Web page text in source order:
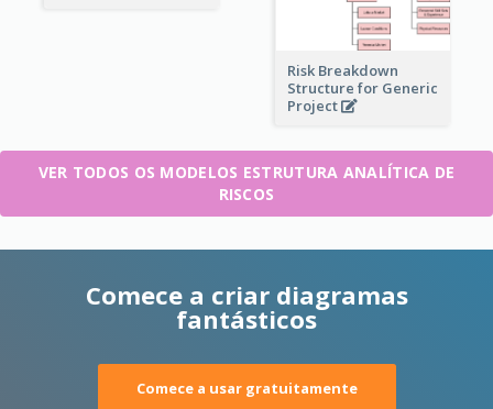
Risk Breakdown
Structure for Generic
Project
VER TODOS OS MODELOS ESTRUTURA ANALÍTICA DE
RISCOS
Comece a criar diagramas
fantásticos
Comece a usar gratuitamente